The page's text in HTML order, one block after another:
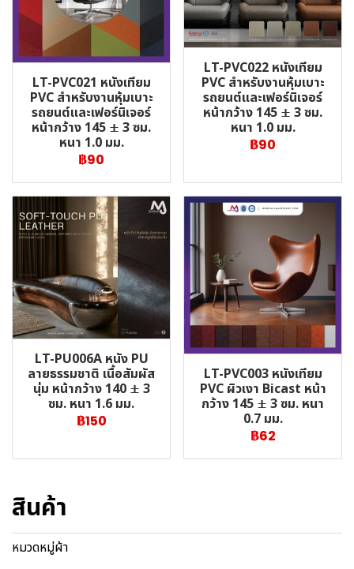
LT-PVC021 หนังเทียม
PVC สำหรับงานหุ้มเบาะ
รถยนต์และเฟอร์นิเจอร์
หน้ากว้าง 145 ± 3 ซม.
หนา 1.0 มม.
฿90
LT-PVC022 หนังเทียม
PVC สำหรับงานหุ้มเบาะ
รถยนต์และเฟอร์นิเจอร์
หน้ากว้าง 145 ± 3 ซม.
หนา 1.0 มม.
฿90
LT-PU006A หนัง PU
ลายธรรมชาติ เนื้อสัมผัส
นุ่ม หน้ากว้าง 140 ± 3
ซม. หนา 1.6 มม.
฿150
LT-PVC003 หนังเทียม
PVC ผิวเงา Bicast หน้า
กว้าง 145 ± 3 ซม. หนา
0.7 มม.
฿62
สินค้า
หมวดหมู่ผ้า